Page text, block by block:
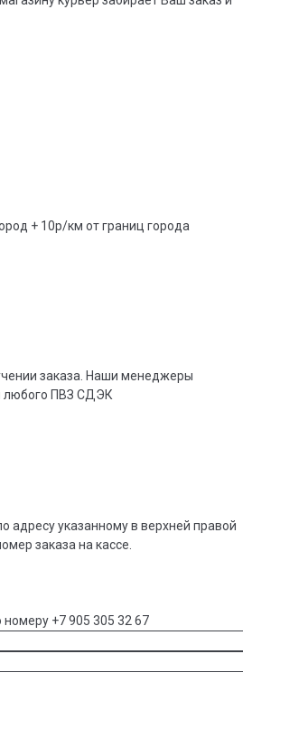
+ 10р/км от границ города
заказа. Наши менеджеры
любого ПВЗ СДЭК
адресу указанному в верхней правой
заказа на кассе.
+7 905 305 32 67